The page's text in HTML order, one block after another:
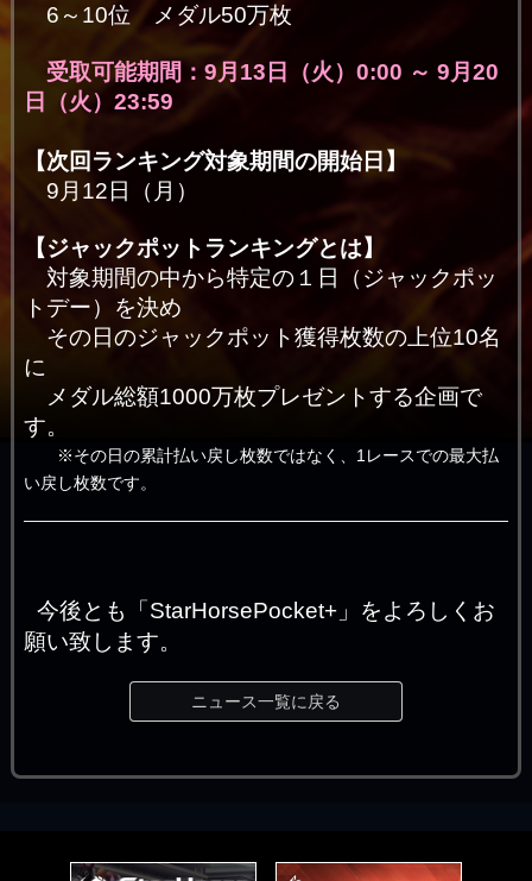
6～10位 メダル50万枚
受取可能期間：9月13日（火）0:00 ～ 9月20
日（火）23:59
【次回ランキング対象期間の開始日】
9月12日（月 ）
【ジャックポットランキングとは】
対象期間の中から特定の１日（ジャックポッ
トデー）を決め
その日のジャックポット獲得枚数の上位10名
に
メダル総額1000万枚プレゼントする企画で
す。
※その日の累計払い戻し枚数ではなく、1レースでの最大払
い戻し枚数です。
今後とも「StarHorsePocket+」をよろしくお
願い致します。
ニュース一覧に戻る